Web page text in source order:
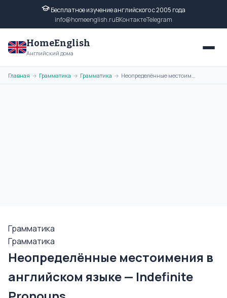
Бесплатное изучение английского с 2005 года
info@homeenglish.ruВКонтактеTelegram
HomeEnglish
Английский дома
Главная → Грамматика → Грамматика → Неопределённые местоимения в английском языке — Indefinite Pronouns
Грамматика
Грамматика
Неопределённые местоимения в
английском языке — Indefinite